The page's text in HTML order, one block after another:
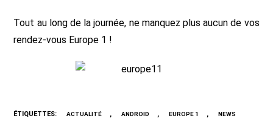
Tout au long de la journée, ne manquez plus aucun de vos
rendez-vous Europe 1 !
ÉTIQUETTES: ACTUALITÉ , ANDROID , EUROPE 1 , NEWS